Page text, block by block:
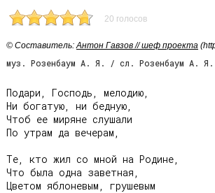
20 голосов
© Cоставитель:Антон Гавзов // шеф проекта
муз. Розенбаум А. Я. / сл. Розенбаум А. Я.
Подари, Господь, мелодию,
Ни богатую, ни бедную,
Чтоб ее миряне слушали
По утрам да вечерам,
Те, кто жил со мной на Родине,
Что была одна заветная,
Цветом яблоневым, грушевым